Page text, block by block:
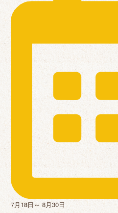
7月18日～ 8月30日